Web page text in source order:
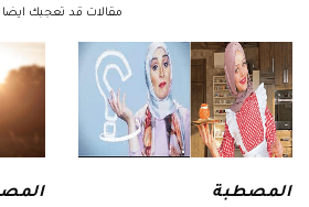
مقالات قد تعجبك ايضا
المصطبة